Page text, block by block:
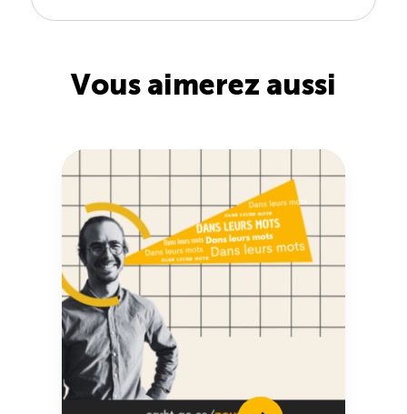
Vous aimerez aussi